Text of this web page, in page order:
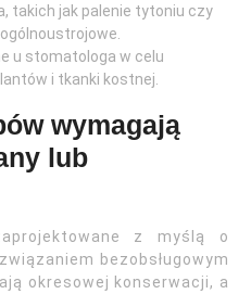
takich jak palenie tytoniu czy
u stomatologa w celu
i tkanki kostnej.
wymagają
lub
z myślą o
bezobsługowym
okresowej konserwacji, a